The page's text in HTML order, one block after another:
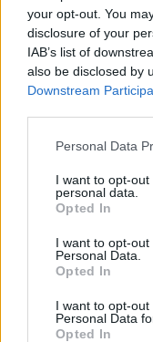
your opt-out. You
disclosure of your
IAB’s list of
also be disclosed by
Downstream
Please note that this
not limited to your
grant or deny
use your data for
consent section.
Personal Data
I want to opt-
personal data.
Opted In
I want to opt-
Personal Data.
Opted In
I want to opt-
Personal Data
Opted In
met een laag
verliezen van
Beleid voor
prikkels voor
betaalbare
nemen. Door
stellen, kunnen
spelen in het
bevolking.<\/p>